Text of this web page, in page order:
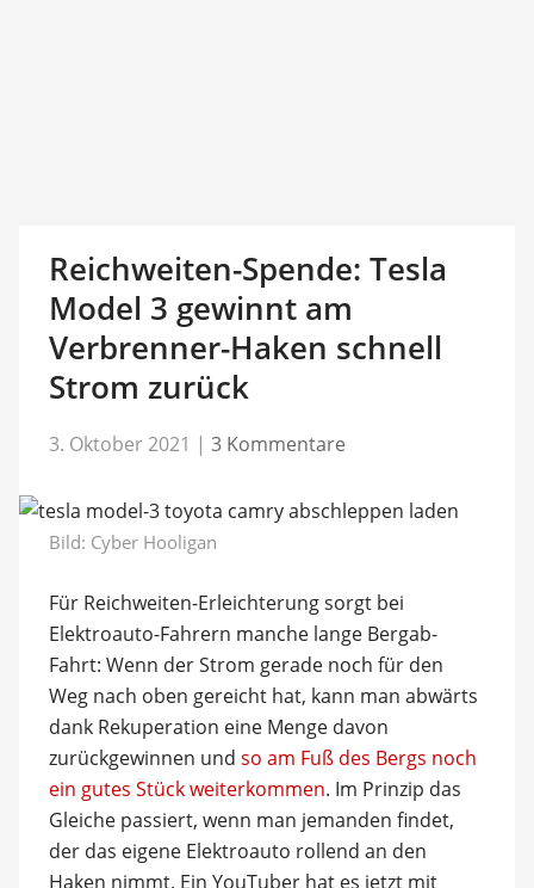
Reichweiten-Spende: Tesla
Model 3 gewinnt am
Verbrenner-Haken schnell
Strom zurück
3. Oktober 2021 | 3 Kommentare
Bild: Cyber Hooligan
Für Reichweiten-Erleichterung sorgt bei
Elektroauto-Fahrern manche lange Bergab-
Fahrt: Wenn der Strom gerade noch für den
Weg nach oben gereicht hat, kann man abwärts
dank Rekuperation eine Menge davon
zurückgewinnen und so am Fuß des Bergs noch
ein gutes Stück weiterkommen. Im Prinzip das
Gleiche passiert, wenn man jemanden findet,
der das eigene Elektroauto rollend an den
Haken nimmt. Ein YouTuber hat es jetzt mit